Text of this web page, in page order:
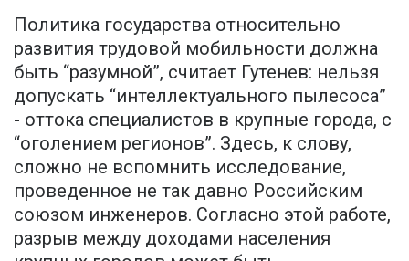
Политика государства относительно
развития трудовой мобильности должна
быть “разумной”, считает Гутенев: нельзя
допускать “интеллектуального пылесоса”
- оттока специалистов в крупные города, с
“оголением регионов”. Здесь, к слову,
сложно не вспомнить исследование,
проведенное не так давно Российским
союзом инженеров. Согласно этой работе,
разрыв между доходами населения